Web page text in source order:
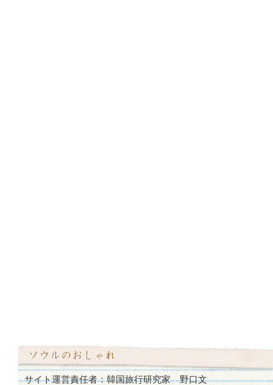
サイト運営責任者：韓国旅行研究家 野口文